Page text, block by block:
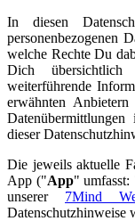
In diesen
personenbezogenen
welche Rechte Du
Dich
weiterführende
erwähnten
dieser
Die jeweils aktuelle
App ("App"
unserer 7Mind
Datenschutzhinweise